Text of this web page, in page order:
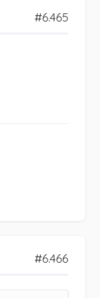
#6.465
#6.466